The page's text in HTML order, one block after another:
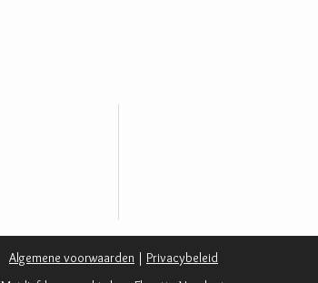
Algemene voorwaarden | Privacybeleid